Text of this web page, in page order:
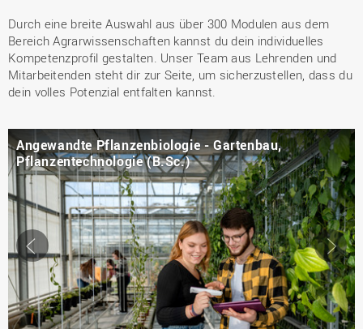
Durch eine breite Auswahl aus über 300 Modulen aus dem
Bereich Agrarwissenschaften kannst du dein individuelles
Kompetenzprofil gestalten. Unser Team aus Lehrenden und
Mitarbeitenden steht dir zur Seite, um sicherzustellen, dass du
dein volles Potenzial entfalten kannst.
Slider
←
Angewandte Pflanzenbiologie - Gartenbau,
Pflanzentechnologie (B.Sc.)
→